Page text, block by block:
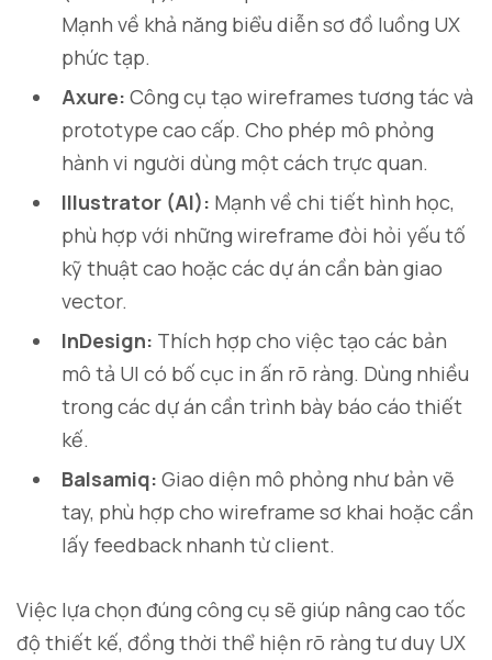
Mạnh về khả năng biểu diễn sơ đồ luồng UX
phức tạp.
Axure: Công cụ tạo wireframes tương tác và
prototype cao cấp. Cho phép mô phỏng
hành vi người dùng một cách trực quan.
Illustrator (AI): Mạnh về chi tiết hình học,
phù hợp với những wireframe đòi hỏi yếu tố
kỹ thuật cao hoặc các dự án cần bàn giao
vector.
InDesign: Thích hợp cho việc tạo các bản
mô tả UI có bố cục in ấn rõ ràng. Dùng nhiều
trong các dự án cần trình bày báo cáo thiết
kế.
Balsamiq: Giao diện mô phỏng như bản vẽ
tay, phù hợp cho wireframe sơ khai hoặc cần
lấy feedback nhanh từ client.
Việc lựa chọn đúng công cụ sẽ giúp nâng cao tốc
độ thiết kế, đồng thời thể hiện rõ ràng tư duy UX